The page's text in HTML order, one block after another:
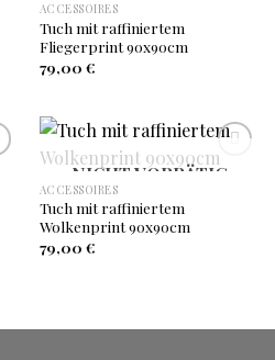
ACCESSOIRES
Tuch mit raffiniertem
Fliegerprint 90x90cm
79,00 €
Wunschliste
NICHT VORRÄTIG
ACCESSOIRES
Tuch mit raffiniertem
Wolkenprint 90x90cm
79,00 €